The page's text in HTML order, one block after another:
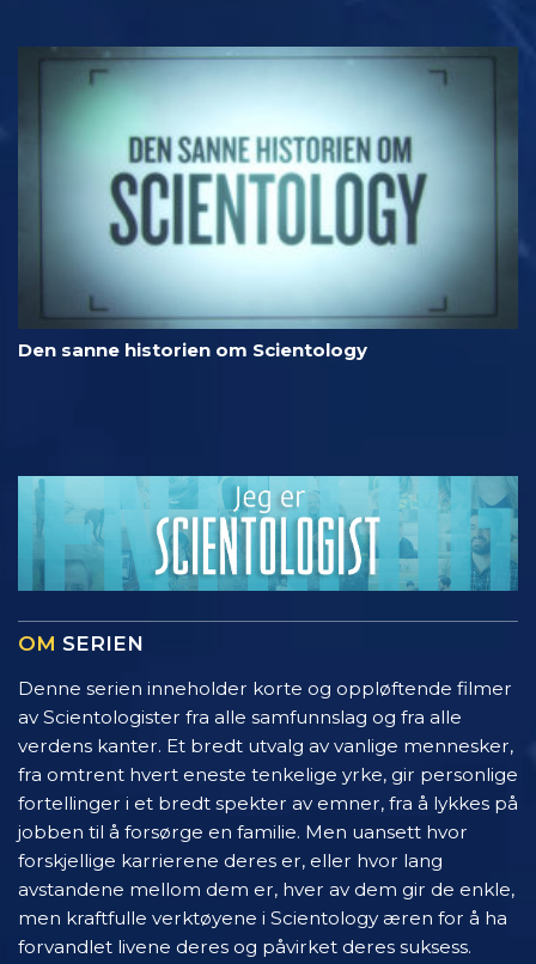
Den sanne historien om Scientology
OM SERIEN
Denne serien inneholder korte og oppløftende filmer
av Scientologister fra alle samfunnslag og fra alle
verdens kanter. Et bredt utvalg av vanlige mennesker,
fra omtrent hvert eneste tenkelige yrke, gir personlige
fortellinger i et bredt spekter av emner, fra å lykkes på
jobben til å forsørge en familie. Men uansett hvor
forskjellige karrierene deres er, eller hvor lang
avstandene mellom dem er, hver av dem gir de enkle,
men kraftfulle verktøyene i Scientology æren for å ha
forvandlet livene deres og påvirket deres suksess.